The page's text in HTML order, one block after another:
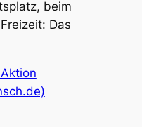
beim
Das